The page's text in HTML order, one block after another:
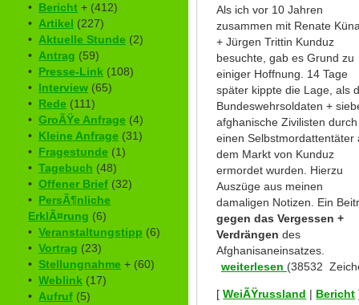
• Bericht + (412)
• Artikel (227)
• Aktuelle Stunde (2)
• Antrag (59)
• Presse-Link (108)
• Interview (65)
• Rede (111)
• GroÃŸe Anfrage (4)
• Kleine Anfrage (31)
• Fragestunde (1)
• Tagebuch (48)
• Offener Brief (32)
• PersÃ¶nliche
ErklÃ¤rung (6)
• Veranstaltungstipp (6)
• Vortrag (23)
• Stellungnahme + (60)
• Weblink (17)
• Aufruf (5)
Als ich vor 10 Jahren
zusammen mit Renate
+ Jürgen Trittin Kunduz
besuchte, gab es Grund zu
einiger Hoffnung. 14 Tage
später kippte die Lage, als
Bundeswehrsoldaten +
afghanische Zivilisten durch
einen Selbstmordattentäter
dem Markt von Kunduz
ermordet wurden. Hierzu
Auszüge aus meinen
damaligen Notizen. Ein
gegen das Vergessen +
Verdrängen des
Afghanisaneinsatzes.
weiterlesen (38532
[WeiÃŸrussland | Bericht